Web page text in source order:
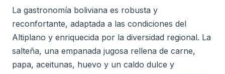
La gastronomía boliviana es robusta y
reconfortante, adaptada a las condiciones del
Altiplano y enriquecida por la diversidad regional. La
salteña, una empanada jugosa rellena de carne,
papa, aceitunas, huevo y un caldo dulce y